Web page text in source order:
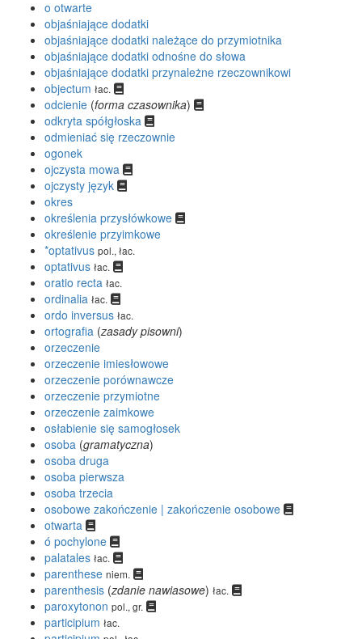
o otwarte
objaśniające dodatki
objaśniające dodatki należące do przymiotnika
objaśniające dodatki odnośne do słowa
objaśniające dodatki przynależne rzeczownikowi
objectum łac.
odcienie (forma czasownika)
odkryta spółgłoska
odmieniać się rzeczownie
ogonek
ojczysta mowa
ojczysty język
okres
określenia przysłówkowe
określenie przyimkowe
*optativus pol., łac.
optativus łac.
oratio recta łac.
ordinalia łac.
ordo inversus łac.
ortografia (zasady pisowni)
orzeczenie
orzeczenie imiesłowowe
orzeczenie porównawcze
orzeczenie przymiotne
orzeczenie zaimkowe
osłabienie się samogłosek
osoba (gramatyczna)
osoba druga
osoba pierwsza
osoba trzecia
osobowe zakończenie | zakończenie osobowe
otwarta
ó pochylone
palatales łac.
parenthese niem.
parenthesis (zdanie nawiasowe) łac.
paroxytonon pol., gr.
participium łac.